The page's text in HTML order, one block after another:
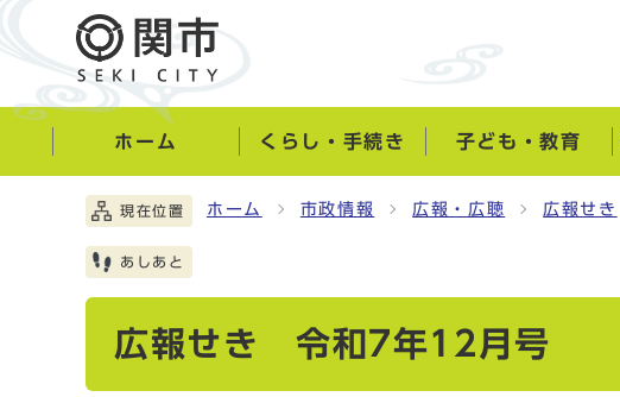
ホーム くらし・手続き 子ども・教育
現在位置 ホーム 市政情報 広報・広聴 広報せき
あしあと
広報せき 令和7年12月号